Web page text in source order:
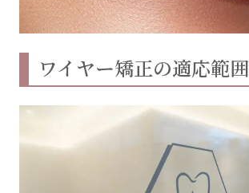
ワイヤー矯正の適応範囲